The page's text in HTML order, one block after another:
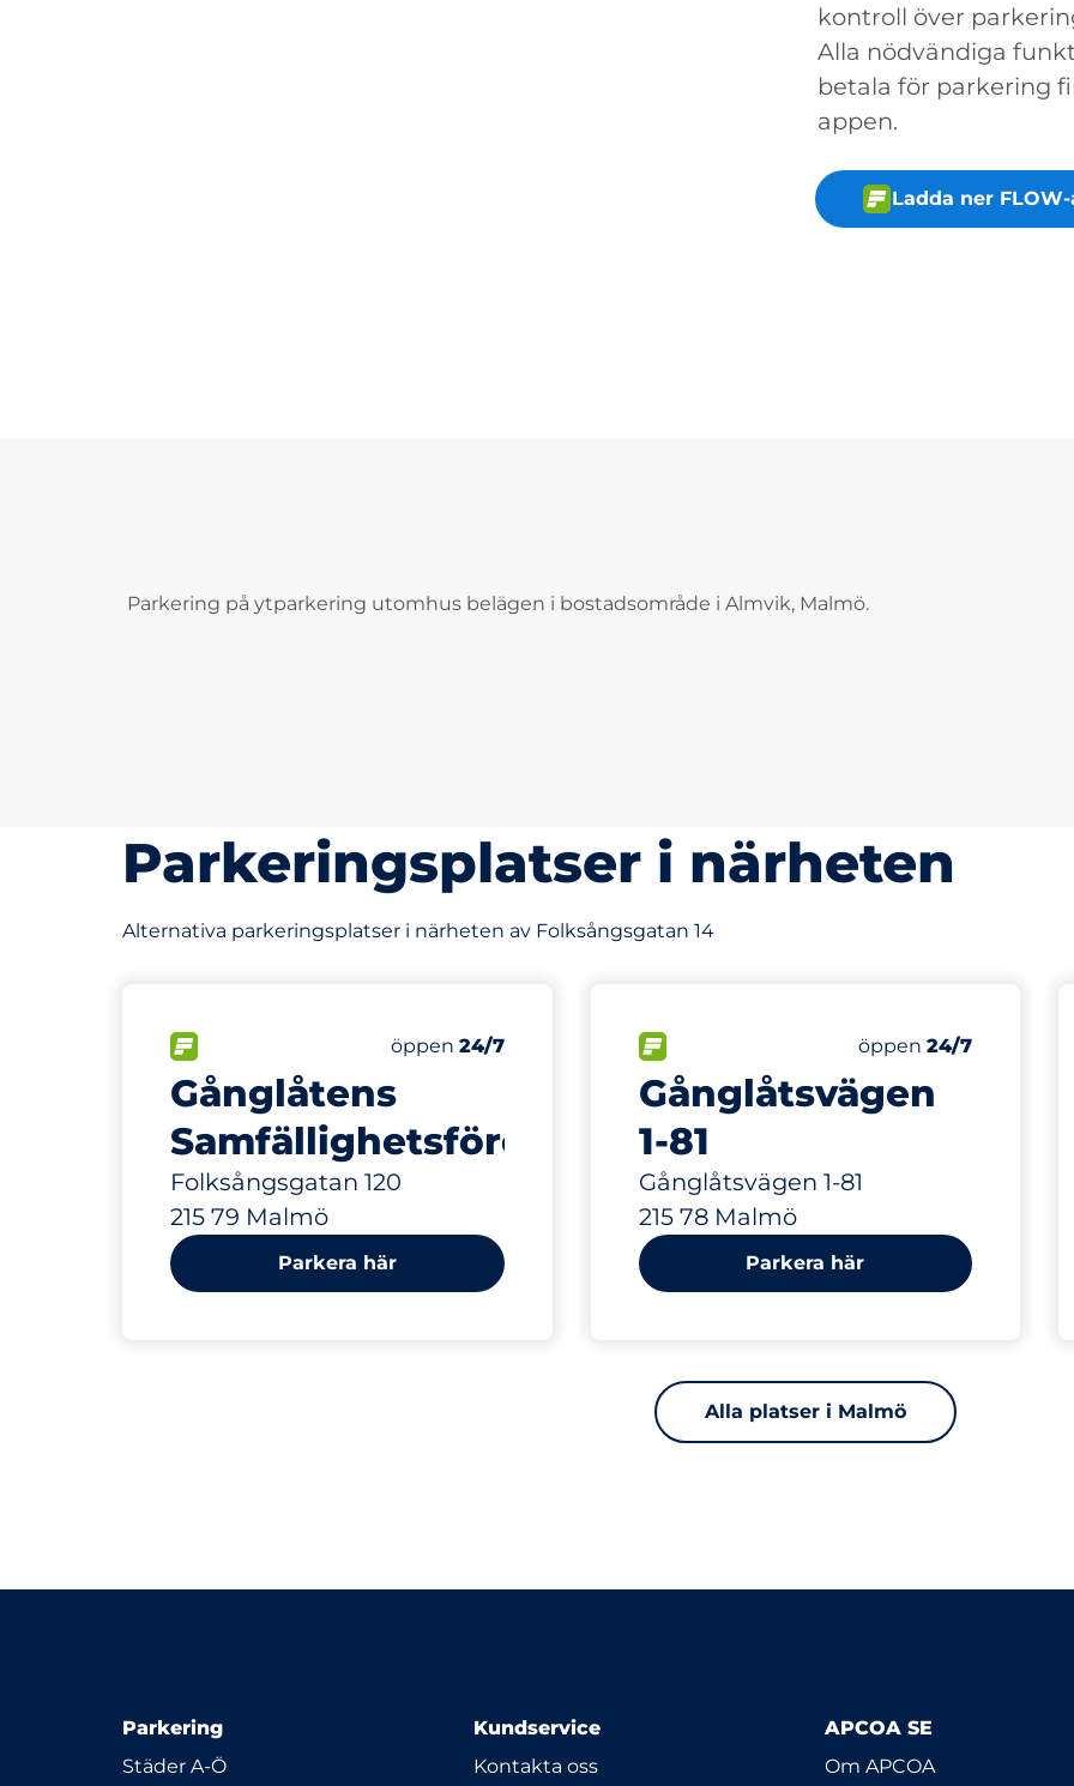
kontroll över
Alla nödvändiga
betala för parkering
appen.
Ladda ner
Parkering på ytparkering utomhus belägen i bostadsområde i Almvik, Malmö.
Parkeringsplatser i närheten
Alternativa parkeringsplatser i närheten av Folksångsgatan 14
Gånglåtens
Samfällighetsförening
Folksångsgatan 120
215 79 Malmö
Antal parkeringsplatser:
Totalt antal platser&nbsp
Fredag&nbsp
öppen 24/7
Parkera här
Gånglåtsvägen
1-81
Gånglåtsvägen 1-81
215 78 Malmö
Fredag&nbsp
öppen24/7
Parkera här
Alla platser i Malmö
Parkering
Städer A-Ö
Kundservice
Kontakta oss
APCOA SE
Om APCOA